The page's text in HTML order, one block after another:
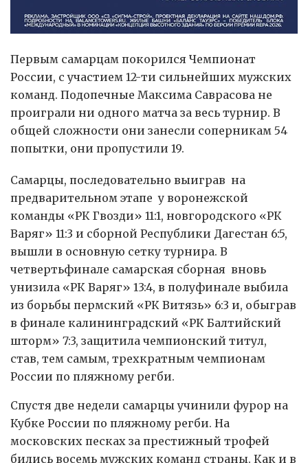
Первым самарцам покорился Чемпионат
России, с участием 12-ти сильнейших мужских
команд. Подопечные Максима Саврасова не
проиграли ни одного матча за весь турнир. В
общей сложности они занесли соперникам 54
попытки, они пропустили 19.
Самарцы, последовательно выиграв на
предварительном этапе у воронежской
команды «РК Гвозди» 11:1, новгородского «РК
Варяг» 11:3 и сборной Республики Дагестан 6:5,
вышли в основную сетку турнира. В
четвертьфинале самарская сборная вновь
унизила «РК Варяг» 13:4, в полуфинале выбила
из борьбы пермский «РК Витязь» 6:3 и, обыграв
в финале калининградский «РК Балтийский
шторм» 7:3, защитила чемпионский титул,
став, тем самым, трехкратным чемпионам
России по пляжному регби.
Спустя две недели самарцы учинили фурор на
Кубке России по пляжному регби. На
московских песках за престижный трофей
бились восемь мужских команд страны. Как и в